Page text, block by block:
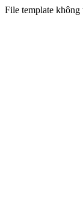
File template